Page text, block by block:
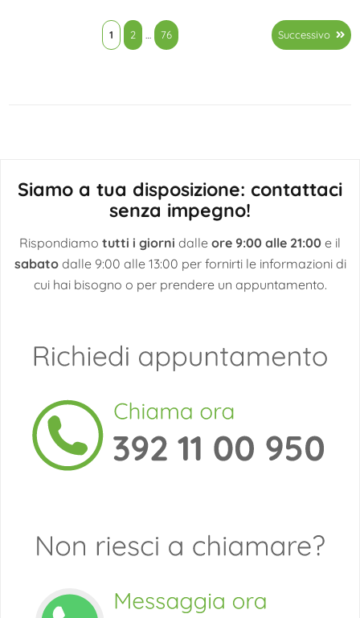
Paginazione
1 2 … 76 Successivo
Siamo a tua disposizione: contattaci
senza impegno!
Rispondiamo tutti i giorni dalle ore 9:00 alle 21:00 e il
sabatodalle 9:00 alle 13:00 per fornirti le informazioni di
cui hai bisogno o per prendere un appuntamento.